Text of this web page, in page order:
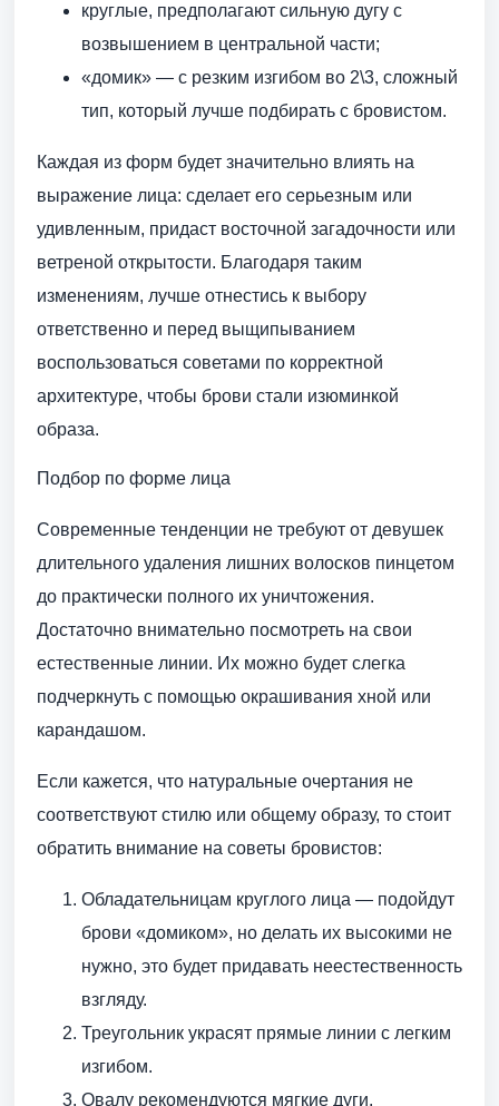
круглые, предполагают сильную дугу с
возвышением в центральной части;
«домик» — с резким изгибом во 2\3, сложный
тип, который лучше подбирать с бровистом.
Каждая из форм будет значительно влиять на
выражение лица: сделает его серьезным или
удивленным, придаст восточной загадочности или
ветреной открытости. Благодаря таким
изменениям, лучше отнестись к выбору
ответственно и перед выщипыванием
воспользоваться советами по корректной
архитектуре, чтобы брови стали изюминкой
образа.
Подбор по форме лица
Современные тенденции не требуют от девушек
длительного удаления лишних волосков пинцетом
до практически полного их уничтожения.
Достаточно внимательно посмотреть на свои
естественные линии. Их можно будет слегка
подчеркнуть с помощью окрашивания хной или
карандашом.
Если кажется, что натуральные очертания не
соответствуют стилю или общему образу, то стоит
обратить внимание на советы бровистов:
Обладательницам круглого лица — подойдут
брови «домиком», но делать их высокими не
нужно, это будет придавать неестественность
взгляду.
Треугольник украсят прямые линии с легким
изгибом.
Овалу рекомендуются мягкие дуги.